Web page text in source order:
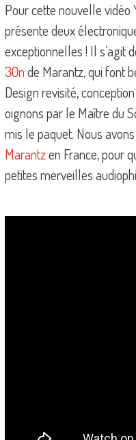
Pour cette nouvelle vidéo
présente deux
exceptionnelles ! Il s’agit
30nde Marantz, qui font
Design revisité,
oignons par le Maître du
mis le paquet. Nous
Marantzen France, pour
petites merveilles